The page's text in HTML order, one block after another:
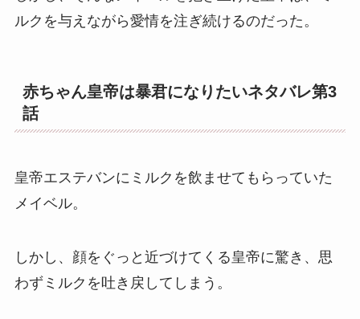
ルクを与えながら愛情を注ぎ続けるのだった。
赤ちゃん皇帝は暴君になりたいネタバレ第3
話
皇帝エステバンにミルクを飲ませてもらっていた
メイベル。
しかし、顔をぐっと近づけてくる皇帝に驚き、思
わずミルクを吐き戻してしまう。